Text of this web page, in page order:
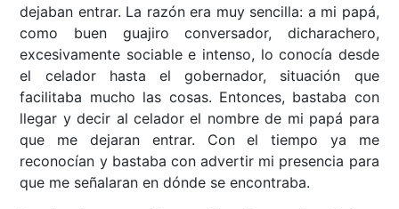
dejaban entrar. La razón era muy sencilla: a mi papá,
como buen guajiro conversador, dicharachero,
excesivamente sociable e intenso, lo conocía desde
el celador hasta el gobernador, situación que
facilitaba mucho las cosas. Entonces, bastaba con
llegar y decir al celador el nombre de mi papá para
que me dejaran entrar. Con el tiempo ya me
reconocían y bastaba con advertir mi presencia para
que me señalaran en dónde se encontraba.